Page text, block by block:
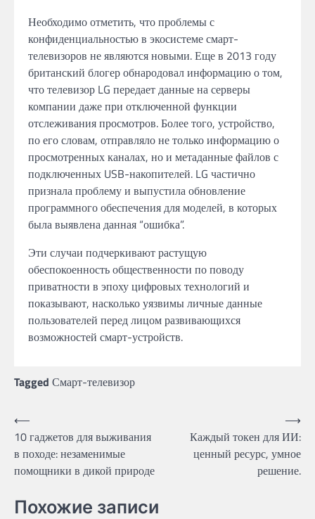
Необходимо отметить, что проблемы с
конфиденциальностью в экосистеме смарт-
телевизоров не являются новыми. Еще в 2013 году
британский блогер обнародовал информацию о том,
что телевизор LG передает данные на серверы
компании даже при отключенной функции
отслеживания просмотров. Более того, устройство,
по его словам, отправляло не только информацию о
просмотренных каналах, но и метаданные файлов с
подключенных USB-накопителей. LG частично
признала проблему и выпустила обновление
программного обеспечения для моделей, в которых
была выявлена данная “ошибка”.
Эти случаи подчеркивают растущую
обеспокоенность общественности по поводу
приватности в эпоху цифровых технологий и
показывают, насколько уязвимы личные данные
пользователей перед лицом развивающихся
возможностей смарт-устройств.
Tagged Смарт-телевизор
Post
navigation
⟵
10 гаджетов для выживания
в походе: незаменимые
помощники в дикой природе
Каждый токен для ИИ:
ценный ресурс, умное
решение.
⟶
Похожие записи